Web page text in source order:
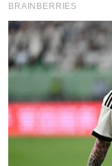
BRAINBERRIES